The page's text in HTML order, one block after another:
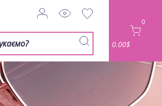
0
0.00$